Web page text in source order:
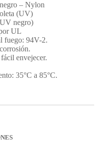
– Nylon
(UV)
negro)
UL
fuego: 94V-2.
envejecer.
35°C a 85°C.